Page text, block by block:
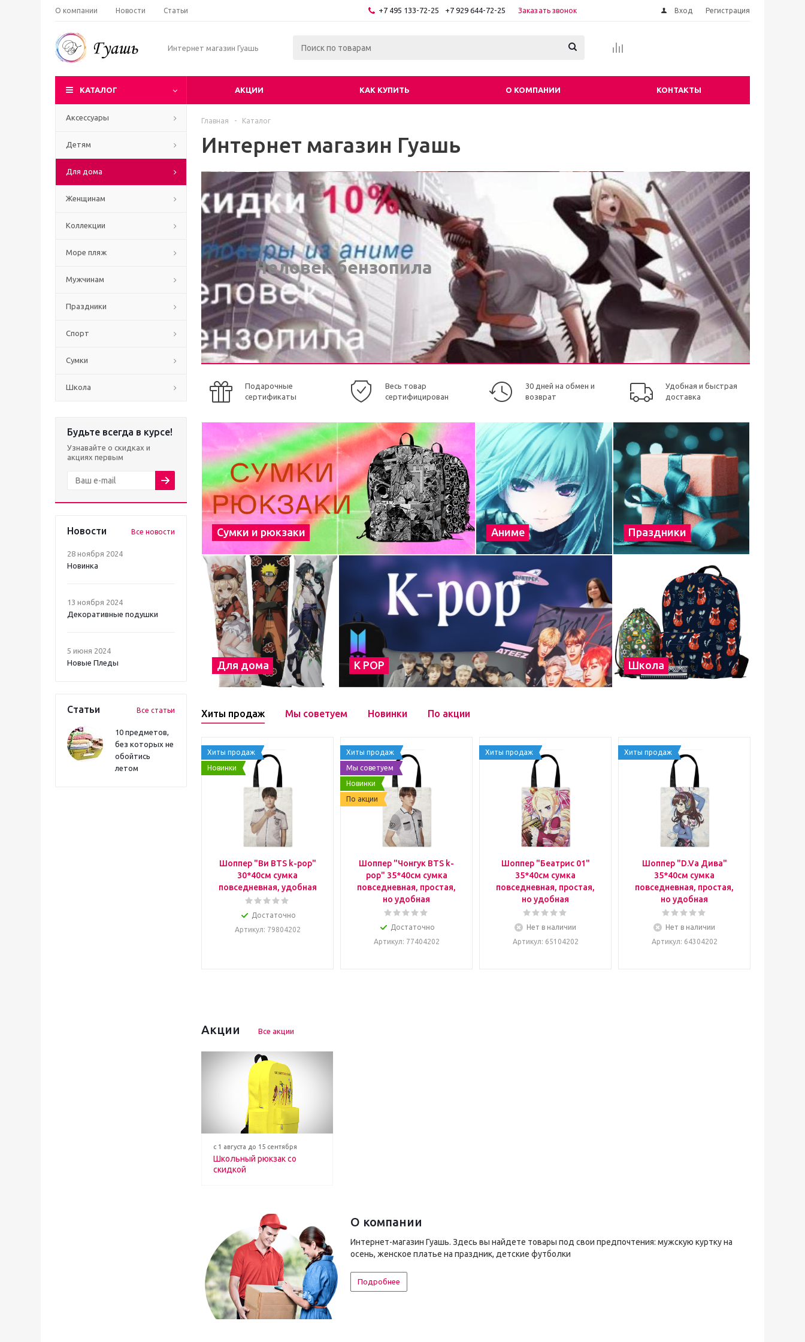
О компании Новости Статьи +7 495 133-72-25 +7 929 644-72-25 Заказать звонок Вход Регистрация
Интернет магазин Гуашь
КАТАЛОГ АКЦИИ КАК КУПИТЬ О КОМПАНИИ КОНТАКТЫ
Аксессуары
Детям
Для дома
Женщинам
Коллекции
Море пляж
Мужчинам
Праздники
Спорт
Сумки
Школа
Будьте всегда в курсе!
Узнавайте о скидках и
акциях первым
Новости Все новости
28 ноября 2024
Новинка
13 ноября 2024
Декоративные подушки
5 июня 2024
Новые Пледы
Статьи Все статьи
10 предметов,
без которых не
обойтись
летом
Главная - Каталог
Интернет магазин Гуашь
Человек бензопила
Подарочные
сертификаты
Весь товар
сертифицирован
30 дней на обмен и
возврат
Удобная и быстрая
доставка
Сумки и рюкзаки Аниме Праздники
Для дома К POP Школа
Хиты продаж Мы советуем Новинки По акции
Хиты продаж
Новинки
Шоппер "Ви BTS k-pop"
30*40см сумка
повседневная, удобная
Достаточно
Артикул: 79804202
Хиты продаж
Мы советуем
Новинки
По акции
Шоппер "Чонгук BTS k-
pop" 35*40см сумка
повседневная, простая,
но удобная
Достаточно
Артикул: 77404202
Хиты продаж
Шоппер "Беатрис 01"
35*40см сумка
повседневная, простая,
но удобная
Нет в наличии
Артикул: 65104202
Хиты продаж
Шоппер "D.Va Дива"
35*40см сумка
повседневная, простая,
но удобная
Нет в наличии
Артикул: 64304202
Акции Все акции
с 1 августа до 15 сентября
Школьный рюкзак со
скидкой
О компании
Интернет-магазин Гуашь. Здесь вы найдете товары под свои предпочтения: мужскую куртку на
осень, женское платье на праздник, детские футболки
Подробнее